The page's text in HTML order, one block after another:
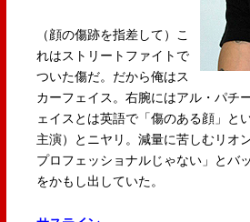
（顔の傷跡を指差して）こ
れはストリートファイトで
ついた傷だ。だから俺はス
カーフェイス。右腕にはアル・パ
ェイスとは英語で「傷のある顔」と
主演）とニヤリ。減量に苦しむリオ
プロフェッショナルじゃない」とバ
をかもし出していた。